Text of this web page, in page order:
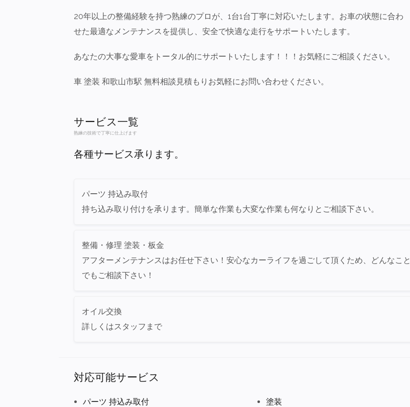
20年以上の整備経験を持つ熟練のプロが、1台1台丁寧に対応いたします。お車の状態に合わ
せた最適なメンテナンスを提供し、安全で快適な走行をサポートいたします。
あなたの大事な愛車をトータル的にサポートいたします！！！お気軽にご相談ください。
車 塗装 和歌山市駅 無料相談見積もりお気軽にお問い合わせください。
サービス一覧
熟練の技術で丁寧に仕上げます
各種サービス承ります。
パーツ 持込み取付
持ち込み取り付けを承ります。簡単な作業も大変な作業も何なりとご相談下さい。
整備・修理 塗装・板金
アフターメンテナンスはお任せ下さい！安心なカーライフを過ごして頂くため、どんなこと
でもご相談下さい！
オイル交換
詳しくはスタッフまで
対応可能サービス
パーツ 持込み取付
塗装